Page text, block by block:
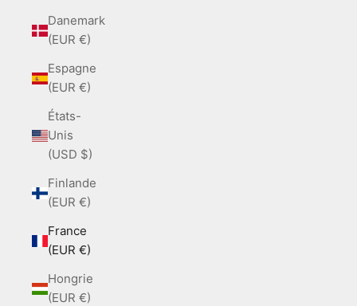
Danemark
(EUR €)
Espagne
(EUR €)
États-
Unis
(USD $)
Finlande
(EUR €)
France
(EUR €)
Hongrie
(EUR €)